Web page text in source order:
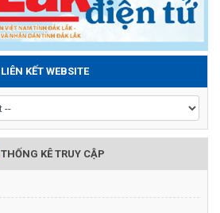
LIÊN KẾT WEBSITE
THỐNG KÊ TRUY CẬP